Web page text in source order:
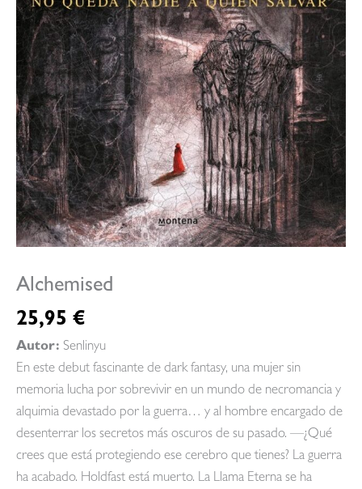
Alchemised
25,95 €
Autor: Senlinyu
En este debut fascinante de dark fantasy, una mujer sin
memoria lucha por sobrevivir en un mundo de necromancia y
alquimia devastado por la guerra… y al hombre encargado de
desenterrar los secretos más oscuros de su pasado. —¿Qué
crees que está protegiendo ese cerebro que tienes? La guerra
ha acabado. Holdfast está muerto. La Llama Eterna se ha